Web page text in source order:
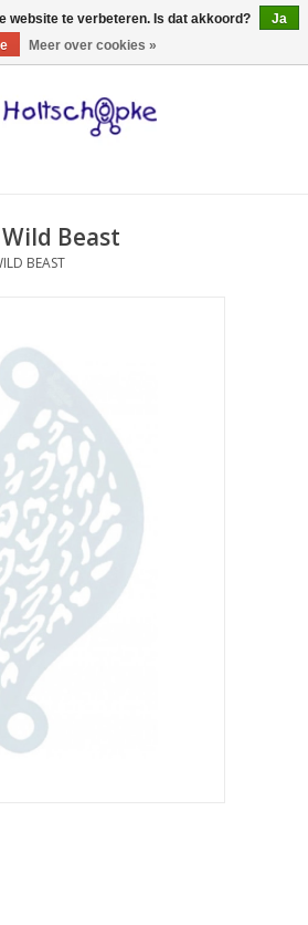
0 Artikelen - €0,00
Beast
BEAST
website te verbeteren. Is dat akkoord?
Ja
Meer over cookies »